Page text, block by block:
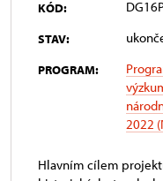
KÓD:
STAV:
PROGRAM:
2022
Hlavním cílem